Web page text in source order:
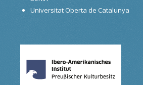
Universitat Oberta de Catalunya